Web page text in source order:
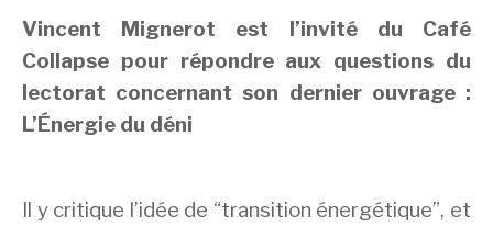
Vincent Mignerot est l’invité du Café
Collapse pour répondre aux questions du
lectorat concernant son dernier ouvrage :
L’Énergie du déni
Il y critique l’idée de “transition énergétique”, et